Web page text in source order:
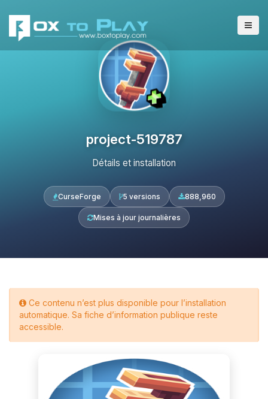
project-519787
Détails et installation
CurseForge 5 versions 888,960
Mises à jour journalières
Ce contenu n’est plus disponible pour l’installation
automatique. Sa fiche d’information publique reste
accessible.